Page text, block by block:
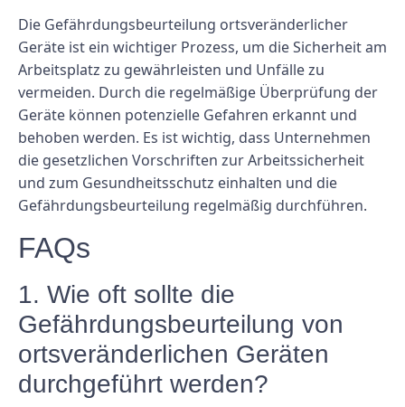
Die Gefährdungsbeurteilung ortsveränderlicher
Geräte ist ein wichtiger Prozess, um die Sicherheit am
Arbeitsplatz zu gewährleisten und Unfälle zu
vermeiden. Durch die regelmäßige Überprüfung der
Geräte können potenzielle Gefahren erkannt und
behoben werden. Es ist wichtig, dass Unternehmen
die gesetzlichen Vorschriften zur Arbeitssicherheit
und zum Gesundheitsschutz einhalten und die
Gefährdungsbeurteilung regelmäßig durchführen.
FAQs
1. Wie oft sollte die
Gefährdungsbeurteilung von
ortsveränderlichen Geräten
durchgeführt werden?